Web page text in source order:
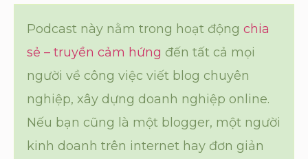
Podcast này nằm trong hoạt động chia
sẻ – truyền cảm hứng đến tất cả mọi
người về công việc viết blog chuyên
nghiệp, xây dựng doanh nghiệp online.
Nếu bạn cũng là một blogger, một người
kinh doanh trên internet hay đơn giản